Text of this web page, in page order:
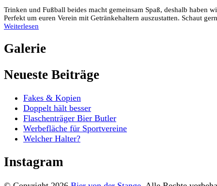
Trinken und Fußball beides macht gemeinsam Spaß, deshalb haben
Perfekt um euren Verein mit Getränkehaltern auszustatten. Schaut
Weiterlesen
Galerie
Neueste Beiträge
Fakes & Kopien
Doppelt hält besser
Flaschenträger Bier Butler
Werbefläche für Sportvereine
Welcher Halter?
Instagram